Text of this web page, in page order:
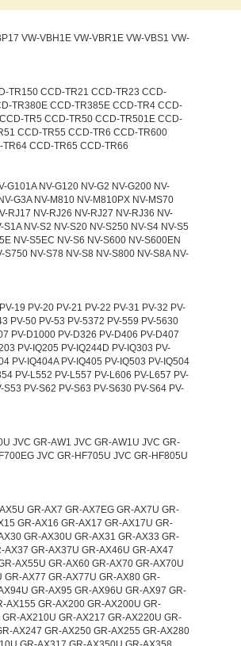
VW-VBH1E VW-VBR1E VW-VBS1 VW-
TR150 CCD-TR21 CCD-TR23 CCD-
TR380E CCD-TR385E CCD-TR4 CCD-
TR5 CCD-TR50 CCD-TR501E CCD-
CCD-TR55 CCD-TR6 CCD-TR600
CCD-TR65 CCD-TR66
G101A NV-G120 NV-G2 NV-G200 NV-
G3A NV-M810 NV-M810PX NV-MS70
RJ17 NV-RJ26 NV-RJ27 NV-RJ36 NV-
NV-S2 NV-S20 NV-S250 NV-S4 NV-S5
NV-S5EC NV-S6 NV-S600 NV-S600EN
NV-S78 NV-S8 NV-S800 NV-S8A NV-
19 PV-20 PV-21 PV-22 PV-31 PV-32 PV-
PV-50 PV-53 PV-5372 PV-559 PV-5630
PV-D1000 PV-D326 PV-D406 PV-D407
PV-IQ205 PV-IQ244D PV-IQ303 PV-
PV-IQ404A PV-IQ405 PV-IQ503 PV-IQ504
PV-L552 PV-L557 PV-L606 PV-L657 PV-
PV-S62 PV-S63 PV-S630 PV-S64 PV-
JVC GR-AW1 JVC GR-AW1U JVC GR-
JVC GR-HF705U JVC GR-HF805U
GR-AX7 GR-AX7EG GR-AX7U GR-
GR-AX16 GR-AX17 GR-AX17U GR-
GR-AX30U GR-AX31 GR-AX33 GR-
GR-AX37U GR-AX46U GR-AX47
AX55U GR-AX60 GR-AX70 GR-AX70U
AX77 GR-AX77U GR-AX80 GR-
GR-AX95 GR-AX96U GR-AX97 GR-
AX155 GR-AX200 GR-AX200U GR-
AX210U GR-AX217 GR-AX220U GR-
AX247 GR-AX250 GR-AX255 GR-AX280